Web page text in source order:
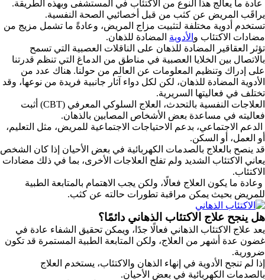
عادة ما يعالج هذا النوع من الاكتئاب في المستشفى وبهذه الطريقة.
يراقَب المريض عن كثب من قبل أخصائيي الصحة النفسية.
تستخدم أدوية مختلفة لتثبيت مزاج المريض، وعادةً ما تشمل مزيج من
مضادات الاكتئاب و الأدوية المضادة للذهان.
تؤثر العقاقير المضادة للذهان على الناقلات العصبية التي تسمح
بالاتصال بين الخلايا العصبية في مناطق من الدماغ التي تنظم قدرتنا
على إدراك وتنظيم المعلومات عن العالم من حولنا. هناك عدد من
الأدوية المضادة للذهان، لكن لكل دواء آثار جانبية فريدة من نوعها، وقد
تختلف في فعاليتها السريرية.
العلاجات النفسية بالتحدث، العلاج السلوكي المعرفي (CBT) أثبت
فعاليته في مساعدة بعض الأشخاص المصابين بالذهان.
الدعم الاجتماعي، بدعم الاحتياجات الاجتماعية للمريض، مثل التعليم،
أو العمل، أو السكن.
قد ينصح بالعلاج بالصدمات الكهربائية في بعض الأحيان إذا كان الشخص
يعاني الاكتئاب الشديد ولم تفلح العلاجات الأخرى، بما في ذلك مضادات
الاكتئاب.
وعادة ما يكون العلاج فعالًا، ولكن يجب الاهتمام بالمتابعة الطبية
للمريض بحيث يمكن مراقبة تطورات حالته عن كثب.
هل ينجح علاج الاكتئاب الذهاني دائمًا؟
يعد علاج الاكتئاب الذهاني فعالًا جدًا، ويمكن تحقيق الشفاء عادة في
غضون عدة أشهر من العلاج، ولكن المتابعة الطبية المستمرة قد تكون
ضرورية.
إذا لم تنجح الأدوية في إنهاء الذهان والاكتئاب، يستخدم العلاج
بالصدمات الكهربائية في بعض الأحيان.